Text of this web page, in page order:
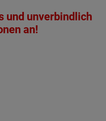
und unverbindlich
an!